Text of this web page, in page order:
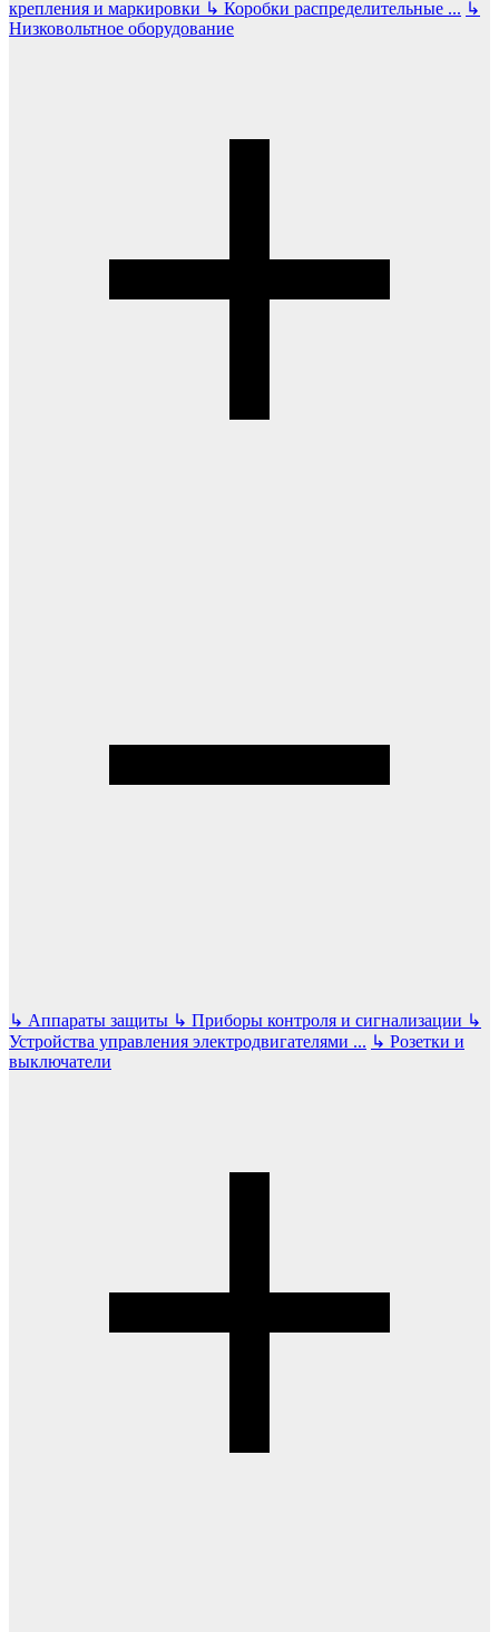
крепления и маркировки ↳ Коробки распределительные ... ↳
Низковольтное оборудование
↳ Аппараты защиты ↳ Приборы контроля и сигнализации ↳
Устройства управления электродвигателями ... ↳ Розетки и
выключатели